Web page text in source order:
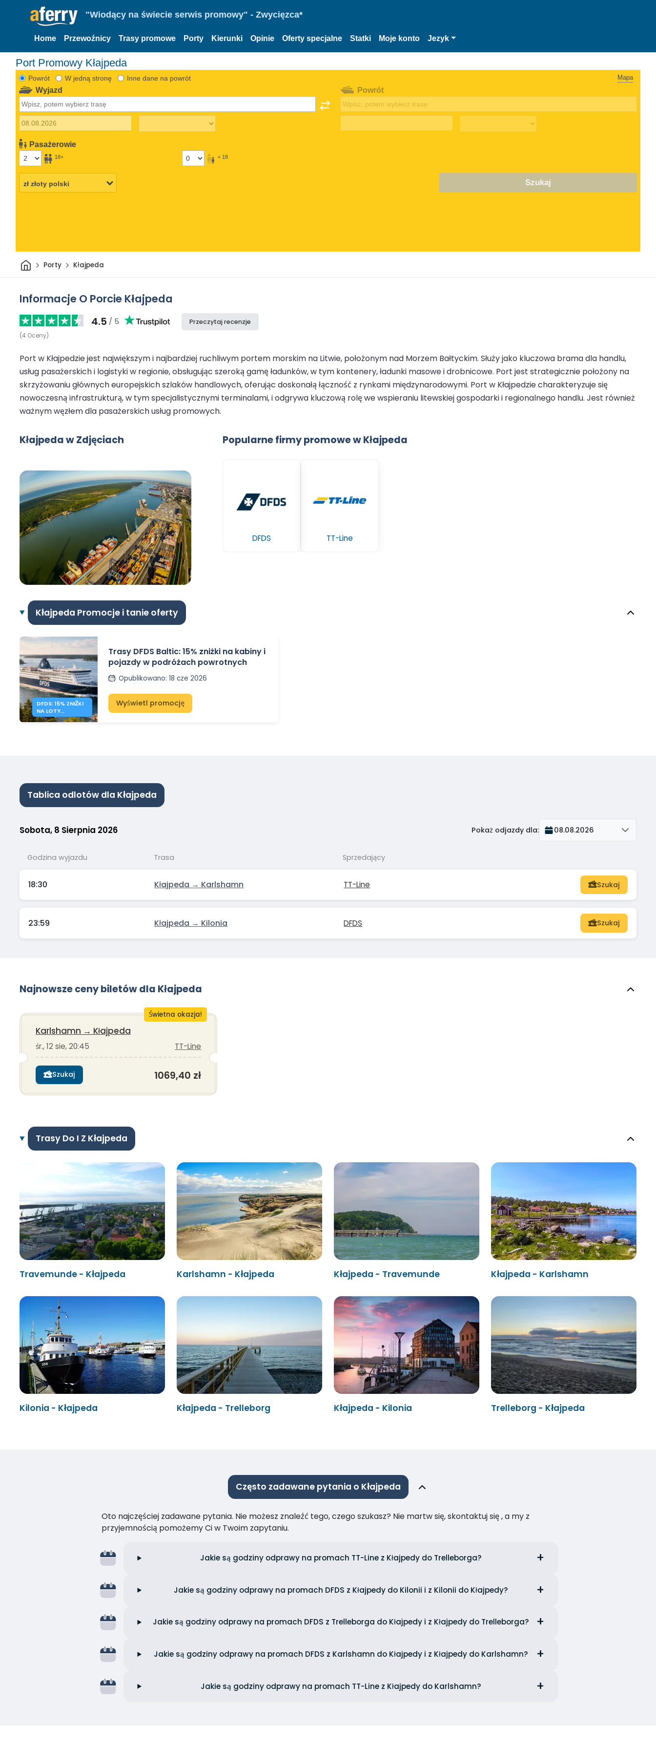
"Wiodący na świecie serwis promowy" - Zwycięzca*
Home Przewoźnicy Trasy promowe Porty Kierunki Opinie Oferty specjalne Statki Moje konto Jezyk
Port Promowy Kłajpeda
Powrót W jedną stronę Inne dane na powrót Mapa
Wyjazd
Pasażerowie
18+ < 18
Powrót
Szukaj
DomPorty Kłajpeda
Informacje O Porcie Kłajpeda
4.5 / 5
(4 Oceny)
Przeczytaj recenzje
Port w Kłajpedzie jest największym i najbardziej ruchliwym portem morskim na Litwie, położonym nad Morzem Bałtyckim. Służy jako kluczowa brama dla handlu,
usług pasażerskich i logistyki w regionie, obsługując szeroką gamę ładunków, w tym kontenery, ładunki masowe i drobnicowe. Port jest strategicznie położony na
skrzyżowaniu głównych europejskich szlaków handlowych, oferując doskonałą łączność z rynkami międzynarodowymi. Port w Kłajpedzie charakteryzuje się
nowoczesną infrastrukturą, w tym specjalistycznymi terminalami, i odgrywa kluczową rolę we wspieraniu litewskiej gospodarki i regionalnego handlu. Jest również
ważnym węzłem dla pasażerskich usług promowych.
Kłajpeda w Zdjęciach Popularne firmy promowe w Kłajpeda
DFDS TT-Line
Kłajpeda Promocje i tanie oferty
DFDS: 15% ZNIŻKI
NA LOTY
POWROTNE NA
Trasy DFDS Baltic: 15% zniżki na kabiny i
pojazdy w podróżach powrotnych
Opublikowano: 18 cze 2026
Wyświetl promocję
Tablica odlotów dla Kłajpeda
Sobota, 8 Sierpnia 2026 Pokaż odjazdy dla: 08.08.2026
Godzina wyjazdu Trasa Sprzedający
18:30 Kłajpeda → Karlshamn TT-Line Szukaj
23:59 Kłajpeda → Kilonia DFDS Szukaj
Najnowsze ceny biletów dla Kłajpeda
Świetna okazja!
Karlshamn → Kłajpeda
śr., 12 sie, 20:45 TT-Line
Szukaj 1069,40 zł
Trasy Do I Z Kłajpeda
Travemunde - Kłajpeda Karlshamn - Kłajpeda Kłajpeda - Travemunde Kłajpeda - Karlshamn
Kilonia - Kłajpeda Kłajpeda - Trelleborg Kłajpeda - Kilonia Trelleborg - Kłajpeda
Często zadawane pytania o Kłajpeda
Oto najczęściej zadawane pytania. Nie możesz znaleźć tego, czego szukasz? Nie martw się, skontaktuj się , a my z
przyjemnością pomożemy Ci w Twoim zapytaniu.
Jakie są godziny odprawy na promach TT-Line z Kłajpedy do Trelleborga?
Jakie są godziny odprawy na promach DFDS z Kłajpedy do Kilonii i z Kilonii do Kłajpedy?
Jakie są godziny odprawy na promach DFDS z Trelleborga do Kłajpedy i z Kłajpedy do Trelleborga?
Jakie są godziny odprawy na promach DFDS z Karlshamn do Kłajpedy i z Kłajpedy do Karlshamn?
Jakie są godziny odprawy na promach TT-Line z Kłajpedy do Karlshamn?